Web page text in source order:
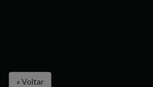
« Voltar